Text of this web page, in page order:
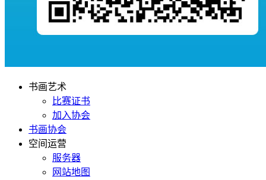
书画艺术
比赛证书
加入协会
书画协会
空间运营
服务器
网站地图